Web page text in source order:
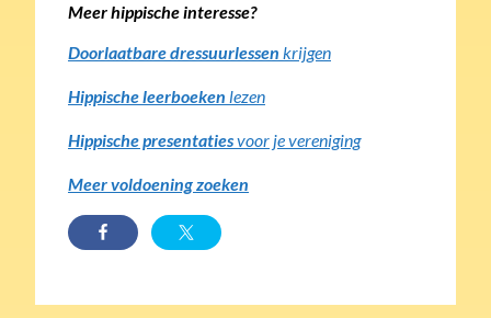
Meer hippische interesse?
Doorlaatbare dressuurlessen krijgen
Hippische leerboeken lezen
Hippische presentatiesvoor je vereniging
Meer voldoening zoeken